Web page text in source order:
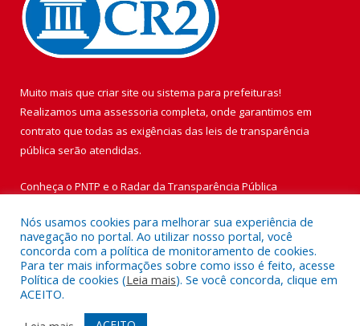
Muito mais que criar site ou sistema para prefeituras!
Realizamos uma assessoria completa, onde garantimos em
contrato que todas as exigências das leis de transparência
pública serão atendidas.
Conheça o PNTP e o Radar da Transparência Pública
Todos os direitos reservados a Prefeitura Municipal de Vigia de
Nazaré.
Nós usamos cookies para melhorar sua experiência de
navegação no portal. Ao utilizar nosso portal, você
concorda com a política de monitoramento de cookies.
Para ter mais informações sobre como isso é feito, acesse
Política de cookies (Leia mais). Se você concorda, clique em
ACEITO.